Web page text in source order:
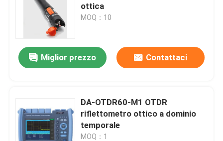
ottica
MOQ：10
Miglior prezzo Contattaci
DA-OTDR60-M1 OTDR
riflettometro ottico a dominio
temporale
MOQ：1